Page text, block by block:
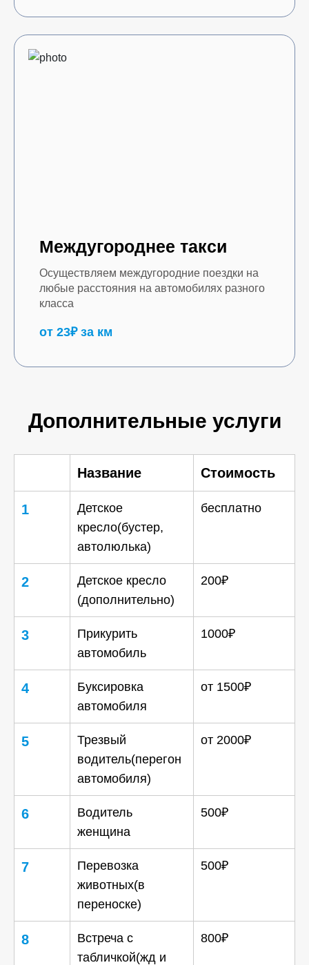
Междугороднее такси
Осуществляем междугородние поездки на
любые расстояния на автомобилях разного
класса
от 23₽ за км
Дополнительные услуги
Название Стоимость
1
Детское
кресло(бустер,
автолюлька)
бесплатно
2
Детское кресло
(дополнительно)
200₽
3
Прикурить
автомобиль
1000₽
4
Буксировка
автомобиля
от 1500₽
5
Трезвый
водитель(перегон
автомобиля)
от 2000₽
6
Водитель
женщина
500₽
7
Перевозка
животных(в
переноске)
500₽
8
Встреча с
табличкой(жд и
800₽